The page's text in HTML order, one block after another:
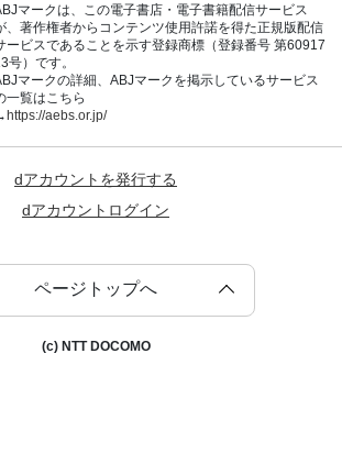
マークは、この電子書店・電子書籍配信サービス
、著作権者からコンテンツ使用許諾を得た正規版配信
ービスであることを示す登録商標（登録番号 第60917
号）です。
マークの詳細、ABJマークを掲示しているサービス
一覧はこちら
https://aebs.or.jp/
dアカウントを発行する
dアカウントログイン
ページトップへ
(c) NTT DOCOMO